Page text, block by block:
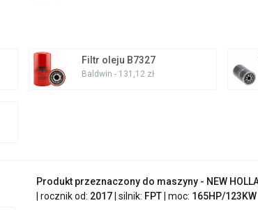
Filtr oleju B7327
Baldwin - 131,12 zł
Produkt przeznaczony do maszyny - NEW
| rocznik od: 2017| silnik: FPT| moc: 165HP/123KW